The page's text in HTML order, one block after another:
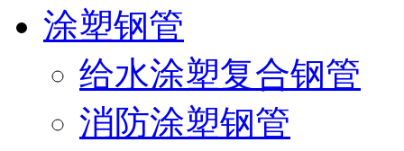
涂塑钢管
给水涂塑复合钢管
消防涂塑钢管